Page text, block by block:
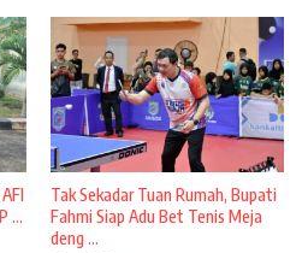
...
Tak Sekadar Tuan Rumah, Bupati
Fahmi Siap Adu Bet Tenis Meja
deng ...